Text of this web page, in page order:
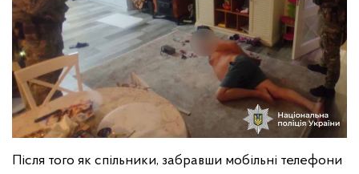
Після того як спільники, забравши мобільні телефони